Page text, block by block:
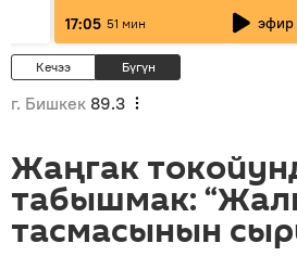
17:05 51 мин эфир
Кечээ Бүгүн
г. Бишкек 89.3
Жаңгак
табышмак:
тасмасынын